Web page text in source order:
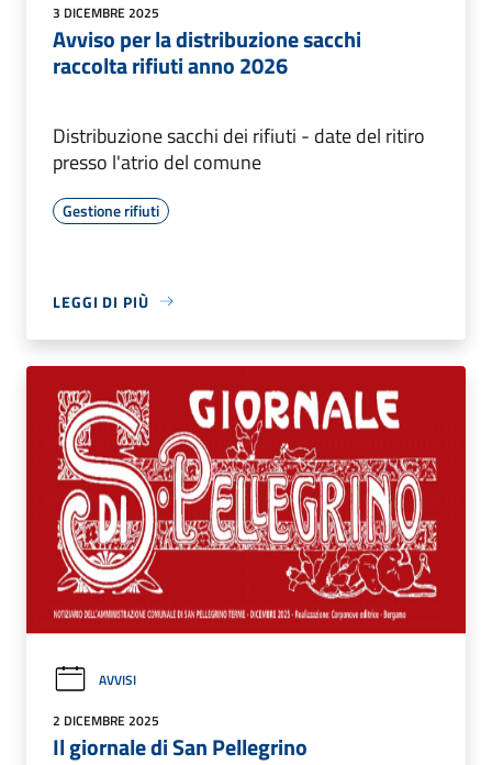
3 DICEMBRE 2025
Avviso per la distribuzione sacchi
raccolta rifiuti anno 2026
Distribuzione sacchi dei rifiuti - date del ritiro
presso l'atrio del comune
Gestione rifiuti
LEGGI DI PIÙ
AVVISI
2 DICEMBRE 2025
Il giornale di San Pellegrino